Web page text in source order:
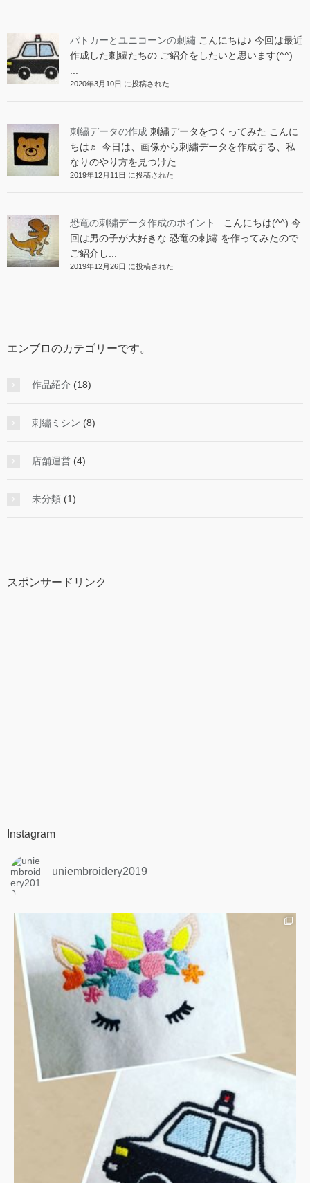
パトカーとユニコーンの刺繡 こんにちは♪ 今回は最近
作成した刺繍たちの ご紹介をしたいと思います(^^)
2020年3月10日 に投稿された
刺繡データの作成 刺繡データをつくってみた こんに
ちは♬ 今日は、画像から刺繍データを作成する、私
なりのやり方を見つけた...
2019年12月11日 に投稿された
恐竜の刺繍データ作成のポイント
こんにちは(^^) 今
回は男の子が大好きな 恐竜の刺繡 を作ってみたので
ご紹介し...
2019年12月26日 に投稿された
エンブロのカテゴリーです。
作品紹介 (18)
刺繡ミシン (8)
店舗運営 (4)
未分類 (1)
スポンサードリンク
Instagram
uniembroidery2019